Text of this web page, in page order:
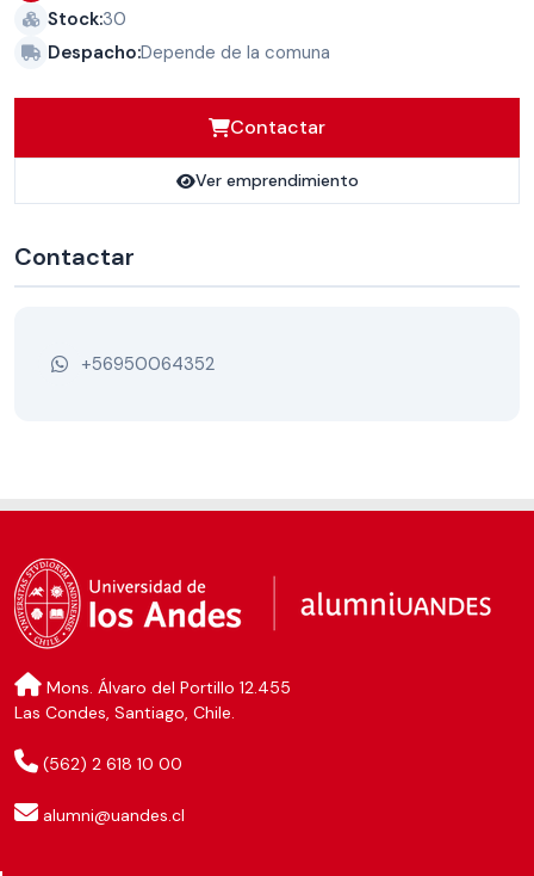
Stock:30
Despacho:Depende de la comuna
Contactar
Ver emprendimiento
Contactar
+56950064352
Mons. Álvaro del Portillo 12.455
Las Condes, Santiago, Chile.
(562) 2 618 10 00
alumni@uandes.cl